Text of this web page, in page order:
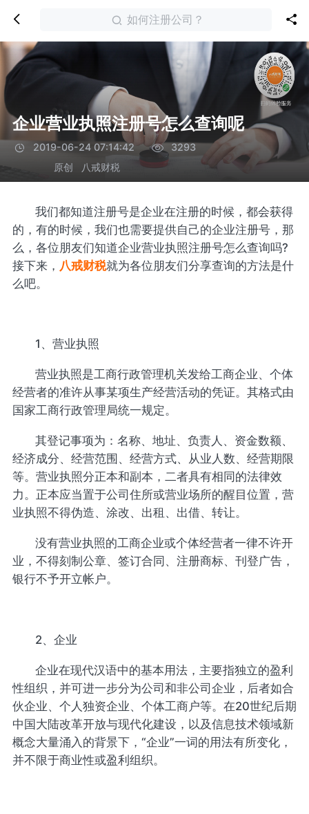
如何注册公司？
企业营业执照注册号怎么查询呢
2019-06-24 07:14:42
3293
原创
八戒财税
我们都知道注册号是企业在注册的时候，都会获得
的，有的时候，我们也需要提供自己的企业注册号，那
么，各位朋友们知道企业营业执照注册号怎么查询吗?
接下来， 八戒财税就为各位朋友们分享查询的方法是什
么吧。
1、营业执照
营业执照是工商行政管理机关发给工商企业、个体
经营者的准许从事某项生产经营活动的凭证。其格式由
国家工商行政管理局统一规定。
其登记事项为：名称、地址、负责人、资金数额、
经济成分、经营范围、经营方式、从业人数、经营期限
等。营业执照分正本和副本，二者具有相同的法律效
力。正本应当置于公司住所或营业场所的醒目位置，营
业执照不得伪造、涂改、出租、出借、转让。
没有营业执照的工商企业或个体经营者一律不许开
业，不得刻制公章、签订合同、注册商标、刊登广告，
银行不予开立帐户。
2、企业
企业在现代汉语中的基本用法，主要指独立的盈利
性组织，并可进一步分为公司和非公司企业，后者如合
伙企业、个人独资企业、个体工商户等。在20世纪后期
中国大陆改革开放与现代化建设，以及信息技术领域新
概念大量涌入的背景下，“企业”一词的用法有所变化，
并不限于商业性或盈利组织。